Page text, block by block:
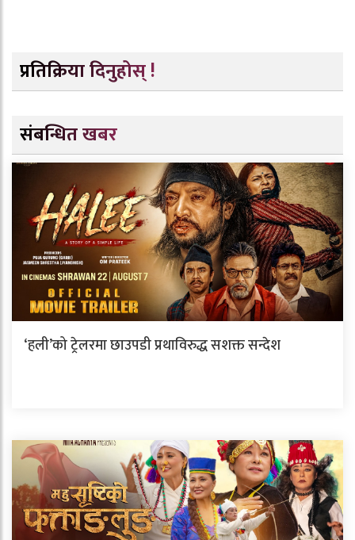
प्रतिक्रिया दिनुहोस् !
संबन्धित खबर
‘हली’को ट्रेलरमा छाउपडी प्रथाविरुद्ध सशक्त सन्देश